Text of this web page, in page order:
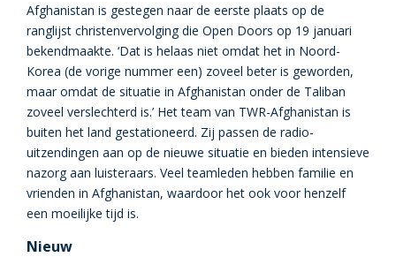
Afghanistan is gestegen naar de eerste plaats op de
ranglijst christenvervolging die Open Doors op 19 januari
bekendmaakte. ‘Dat is helaas niet omdat het in Noord-
Korea (de vorige nummer een) zoveel beter is geworden,
maar omdat de situatie in Afghanistan onder de Taliban
zoveel verslechterd is.’ Het team van TWR-Afghanistan is
buiten het land gestationeerd. Zij passen de radio-
uitzendingen aan op de nieuwe situatie en bieden intensieve
nazorg aan luisteraars. Veel teamleden hebben familie en
vrienden in Afghanistan, waardoor het ook voor henzelf
een moeilijke tijd is.
Nieuw